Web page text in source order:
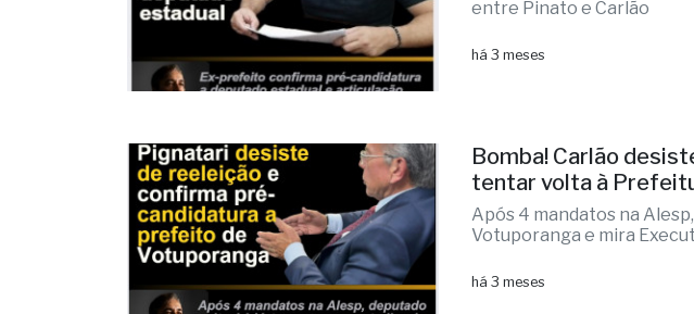
entre Pinato e Carlão
há 3 meses
Bomba! Carlão
tentar volta à
Após 4 mandatos na
Votuporanga e mira
há 3 meses